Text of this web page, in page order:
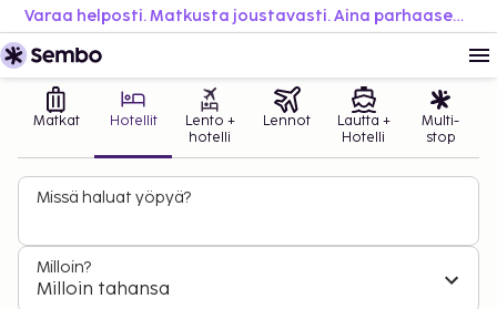
Varaa helposti. Matkusta joustavasti. Aina parhaaseen hintaan.
Matkat Hotellit
Lento +
hotelli
Lennot
Lautta +
Hotelli
Multi-
stop
Missä haluat yöpyä?
Milloin?
Milloin tahansa